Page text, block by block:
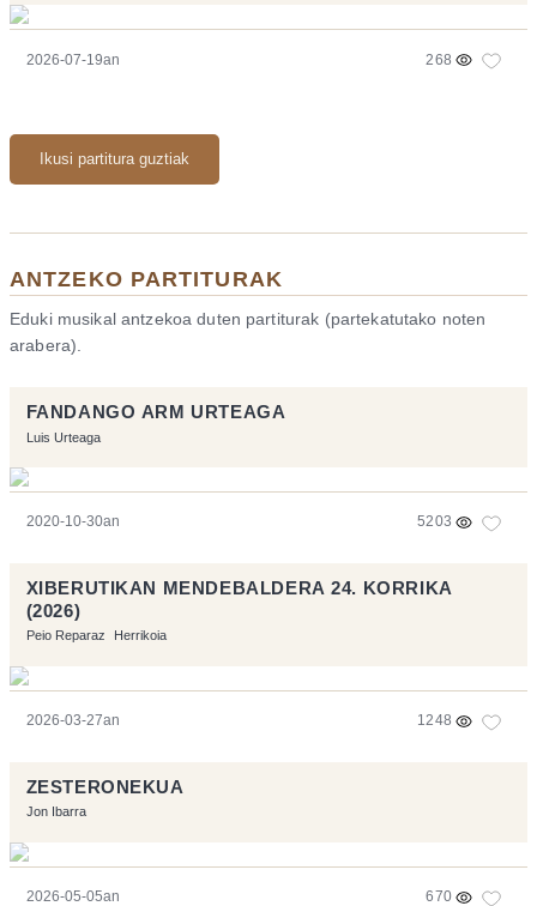
2026-07-19an 268
Ikusi partitura guztiak
ANTZEKO PARTITURAK
Eduki musikal antzekoa duten partiturak (partekatutako noten
arabera).
FANDANGO ARM URTEAGA
Luis Urteaga
2020-10-30an 5203
XIBERUTIKAN MENDEBALDERA 24. KORRIKA
(2026)
Peio Reparaz Herrikoia
2026-03-27an 1248
ZESTERONEKUA
Jon Ibarra
2026-05-05an 670